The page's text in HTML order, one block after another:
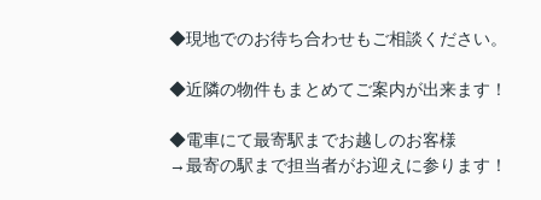
◆現地でのお待ち合わせもご相談ください。
◆近隣の物件もまとめてご案内が出来ます！
◆電車にて最寄駅までお越しのお客様
→最寄の駅まで担当者がお迎えに参ります！